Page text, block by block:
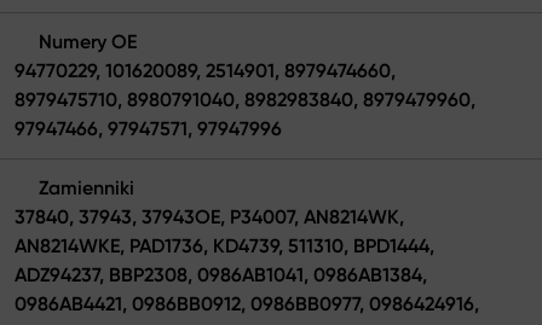
Numery OE
94770229, 101620089, 2514901, 8979474660,
8979475710, 8980791040, 8982983840, 8979479960,
97947466, 97947571, 97947996
Zamienniki
37840, 37943, 37943OE, P34007, AN8214WK,
AN8214WKE, PAD1736, KD4739, 511310, BPD1444,
ADZ94237, BBP2308, 0986AB1041, 0986AB1384,
0986AB4421, 0986BB0912, 0986BB0977, 0986424916,